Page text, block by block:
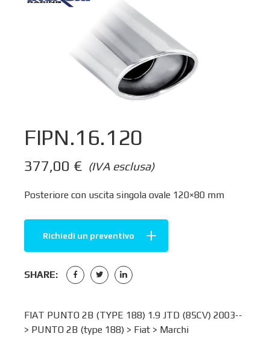
FIPN.16.120
(IVA esclusa)
377,00 €
Posteriore con uscita singola ovale 120×80 mm
Richiedi un preventivo
SHARE:
FIAT PUNTO 2B (TYPE 188) 1.9 JTD (85CV) 2003--
> PUNTO 2B (type 188) > Fiat > Marchi